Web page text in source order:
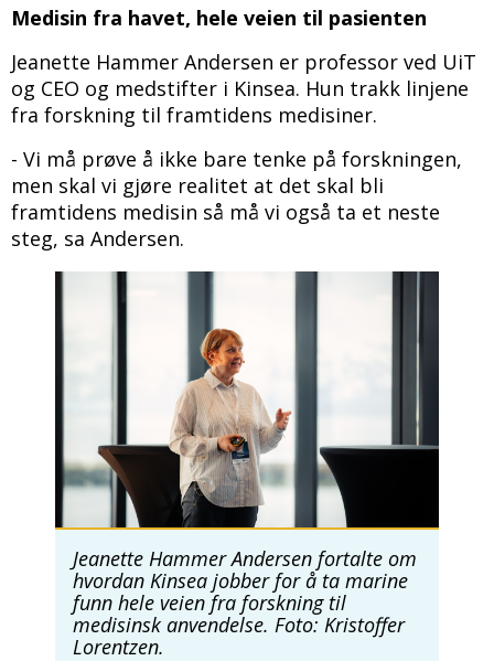
Medisin fra havet, hele veien til pasienten
Jeanette Hammer Andersen er professor ved UiT
og CEO og medstifter i Kinsea. Hun trakk linjene
fra forskning til framtidens medisiner.
- Vi må prøve å ikke bare tenke på forskningen,
men skal vi gjøre realitet at det skal bli
framtidens medisin så må vi også ta et neste
steg, sa Andersen.
Jeanette Hammer Andersen fortalte om
hvordan Kinsea jobber for å ta marine
funn hele veien fra forskning til
medisinsk anvendelse. Foto: Kristoffer
Lorentzen.